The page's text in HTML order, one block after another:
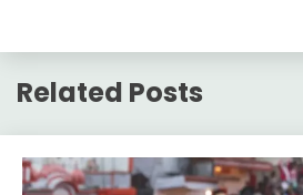
Related Posts